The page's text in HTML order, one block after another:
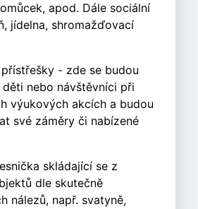
apod. Dále sociální
jídelna, shromažďovací
- zde se budou
nebo návštěvníci při
výukových akcích a budou
své záměry či nabízené
skládající se z
dle skutečně
nálezů, např. svatyně,